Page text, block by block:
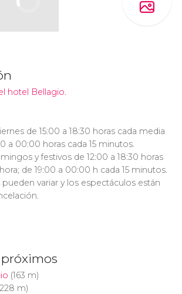
hotel Bellagio.
de 15:00 a 18:30 horas cada media
a 00:00 horas cada 15 minutos.
y festivos de 12:00 a 18:30 horas
de 19:00 a 00:00 h cada 15 minutos.
pueden variar y los espectáculos están
(163 m)
m)